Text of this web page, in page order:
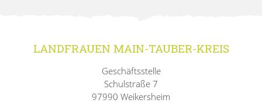
LANDFRAUEN MAIN-TAUBER-KREIS
Geschäftsstelle
Schulstraße 7
97990 Weikersheim